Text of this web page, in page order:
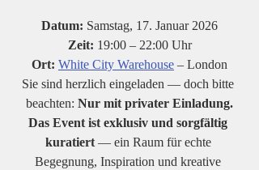
Datum: Samstag, 17. Januar 2026
Zeit: 19:00 – 22:00 Uhr
Ort: White City Warehouse – London
Sie sind herzlich eingeladen — doch bitte
beachten: Nur mit privater Einladung.
Das Event ist exklusiv und sorgfältig
kuratiert — ein Raum für echte
Begegnung, Inspiration und kreative